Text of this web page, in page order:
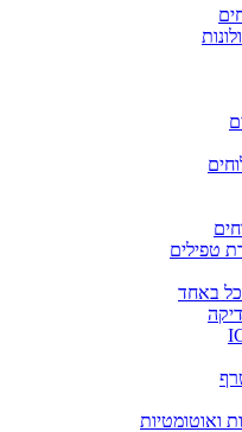
טפילים
באחד
ואוטומטיות